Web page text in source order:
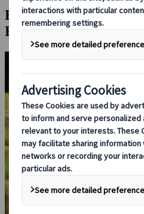
Entdecken Sie andere
Region